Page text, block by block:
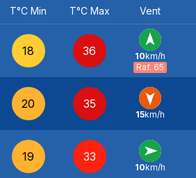
T°C Min T°C Max Vent
18 36
S -
10km/h
Raf. 65
20 35
N -
15km/h
19 33
O -
10km/h